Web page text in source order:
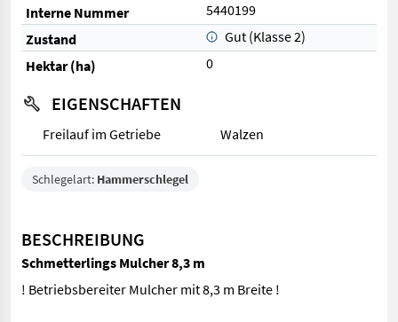
Interne Nummer
5440199
Zustand
Gut (Klasse 2)
Hektar (ha)
0
EIGENSCHAFTEN
Freilauf im Getriebe Walzen
Schlegelart: Hammerschlegel
BESCHREIBUNG
Schmetterlings Mulcher 8,3 m
! Betriebsbereiter Mulcher mit 8,3 m Breite !